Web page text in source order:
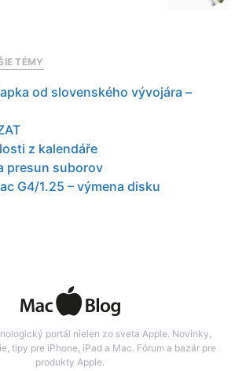
TÉMY
od slovenského vývojára –
z kalendáře
presun suborov
G4/1.25 – výmena disku
portál nielen zo sveta Apple. Novinky,
tipy pre iPhone, iPad a Mac. Fórum a bazár pre
produkty Apple.